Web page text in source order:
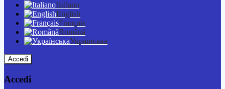
Italiano
English
Français
Română
Українська
Accedi
Accedi